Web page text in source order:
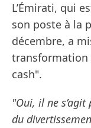
L’Émirati, qui
son poste à la
décembre, a
transformation
cash".
"Oui, il ne s’agit
du